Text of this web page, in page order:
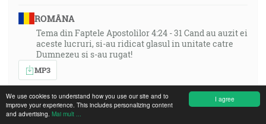
I agree
We use cookies to understand how you use our site and to
improve your experience. This includes personalizing content
and advertising. Mai mult ...
ROMÂNA
Tema din Faptele Apostolilor 4:24 - 31 Cand au auzit ei
aceste lucruri, si-au ridicat glasul in unitate catre
Dumnezeu si s-au rugat!
MP3
XHOSA
Umxholo: Izenzo 4:24–31: “Bona ke, bekuvile oko,